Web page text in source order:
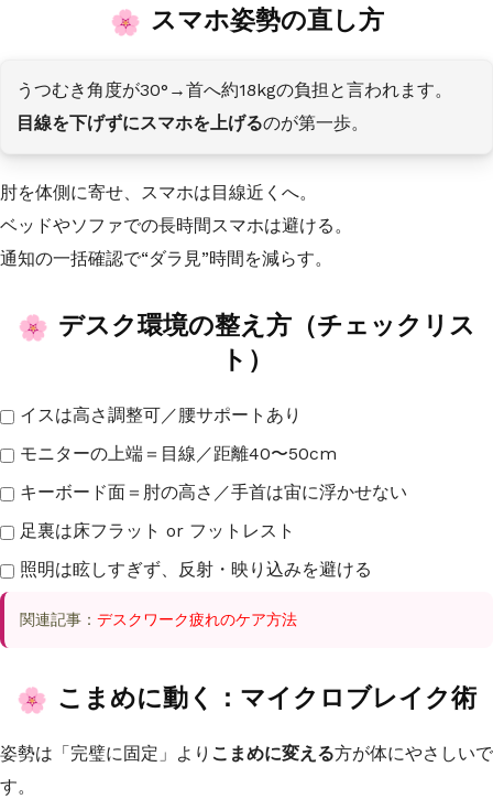
スマホ姿勢の直し方
うつむき角度が30°→首へ約18kgの負担と言われます。
目線を下げずにスマホを上げるのが第一歩。
肘を体側に寄せ、スマホは目線近くへ。
ベッドやソファでの長時間スマホは避ける。
通知の一括確認で“ダラ見”時間を減らす。
デスク環境の整え方（チェックリス
ト）
イスは高さ調整可／腰サポートあり
モニターの上端＝目線／距離40〜50cm
キーボード面＝肘の高さ／手首は宙に浮かせない
足裏は床フラット or フットレスト
照明は眩しすぎず、反射・映り込みを避ける
関連記事： デスクワーク疲れのケア方法
こまめに動く：マイクロブレイク術
姿勢は「完璧に固定」より こまめに変える方が体にやさしいで
す。